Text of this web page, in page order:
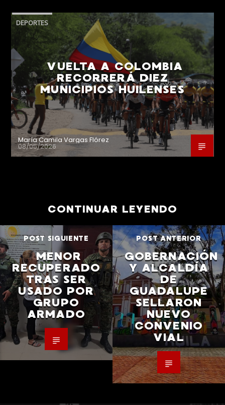
DEPORTES
VUELTA A COLOMBIA
RECORRERÁ DIEZ
MUNICIPIOS HUILENSES
María Camila Vargas Flórez
08/05/2026
CONTINUAR LEYENDO
POST SIGUIENTE
MENOR
RECUPERADO
TRAS SER
USADO POR
GRUPO
ARMADO
POST ANTERIOR
GOBERNACIÓN
Y ALCALDÍA
DE
GUADALUPE
SELLARON
NUEVO
CONVENIO
VIAL